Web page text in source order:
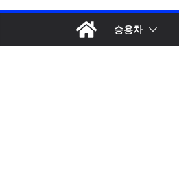
승용차